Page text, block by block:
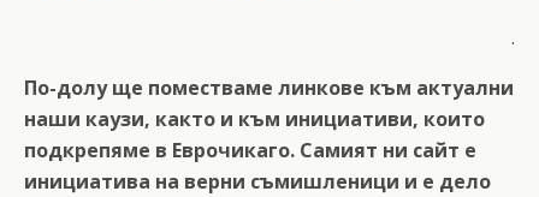
.
По-долу ще поместваме линкове към актуални
наши каузи, както и към инициативи, които
подкрепяме в Еврочикаго. Самият ни сайт е
инициатива на верни съмишленици и е дело